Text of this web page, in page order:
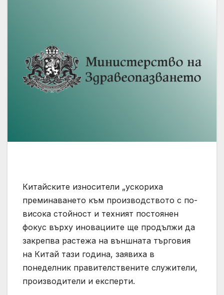
Китайските износители „ускориха
преминаването към производството с по-
висока стойност и техният постоянен
фокус върху иновациите ще продължи да
закрепва растежа на външната търговия
на Китай тази година, заявиха в
понеделник правителствените служители,
производители и експерти.